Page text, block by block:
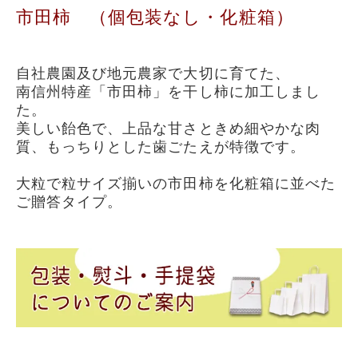
市田柿 （個包装なし・化粧箱）
自社農園及び地元農家で大切に育てた、
南信州特産「市田柿」を干し柿に加工しまし
た。
美しい飴色で、上品な甘さときめ細やかな肉
質、もっちりとした歯ごたえが特徴です。
大粒で粒サイズ揃いの市田柿を化粧箱に並べた
ご贈答タイプ。